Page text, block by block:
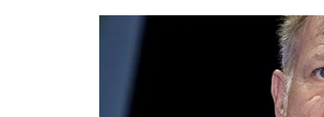
Infraestructures Temes transversals